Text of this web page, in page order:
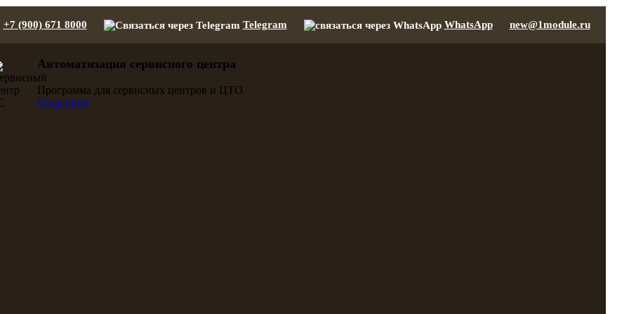
+7 (900) 671 8000 Telegram WhatsApp new@1module.ru
Автоматизация сервисного центра
Программа для сервисных центров и ЦТО
Подробнее